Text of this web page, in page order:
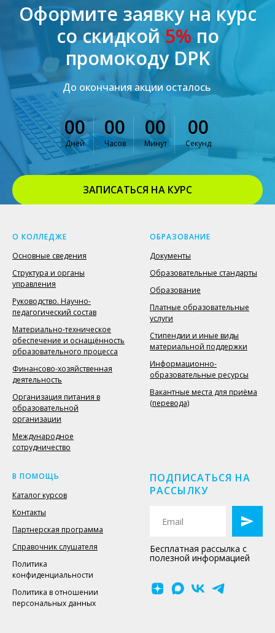
Оформите заявку на курс
со скидкой 5% по
промокоду DPK
До окончания акции осталось
00
Дней
00
Часов
00
Минут
00
Секунд
ЗАПИСАТЬСЯ НА КУРС
ВЕРНУТЬСЯ К ОФОРМЛЕНИЮ
О КОЛЛЕДЖЕ
Основные сведения
Структура и органы
управления
Руководство. Научно-
педагогический состав
Материально-техническое
обеспечение и оснащённость
образовательного процесса
Финансово-хозяйственная
деятельность
Организация питания в
образовательной
организации
Международное
сотрудничество
ОБРАЗОВАНИЕ
Документы
Образовательные стандарты
Образование
Платные образовательные
услуги
Стипендии и иные виды
материальной поддержки
Информационно-
образовательные ресурсы
Вакантные места для приёма
(перевода)
В ПОМОЩЬ
Каталог курсов
Контакты
Партнерская программа
Справочник слушателя
Политика
конфиденциальности
Политика в отношении
персональных данных
ПОДПИСАТЬСЯ НА
РАССЫЛКУ
Бесплатная рассылка с
полезной информацией